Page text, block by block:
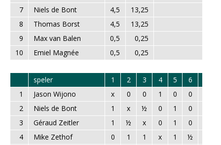
7 Niels de Bont 4,5
13,25
8
Thomas Borst 4,5
13,25
9
Max van Balen 0,5
0,25
10
Emiel Magnée 0,5 0,25
speler 1 2 3 4 5 6
1
Jason Wijono x 0 0 1 0 0
2
Niels de Bont 1 x ½ 0 1 0
3
Géraud Zeitler 1 ½ x 0 1 0
4
Mike Zethof 0 1 1 x 1 ½